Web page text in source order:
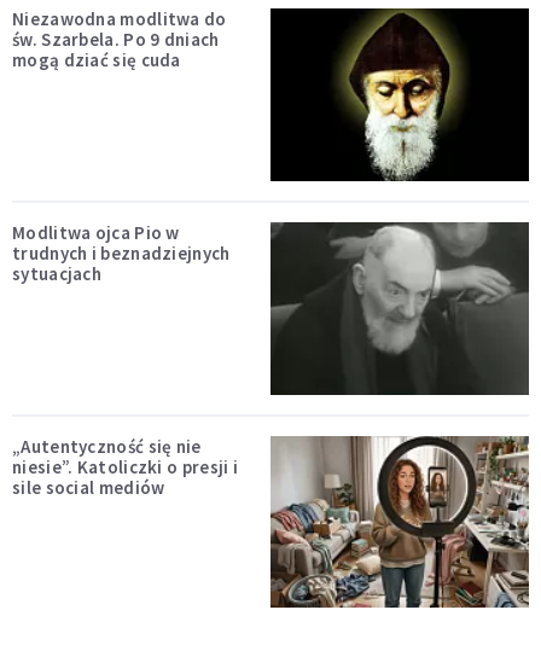
Niezawodna modlitwa do
św. Szarbela. Po 9 dniach
mogą dziać się cuda
Modlitwa ojca Pio w
trudnych i beznadziejnych
sytuacjach
„Autentyczność się nie
niesie”. Katoliczki o presji i
sile social mediów